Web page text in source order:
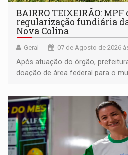
BAIRRO TEIXEIRÃO: MPF
regularização fundiária
Nova Colina
Geral 07 de Agosto de 2026
Após atuação do órgão,
doação de área federal para o